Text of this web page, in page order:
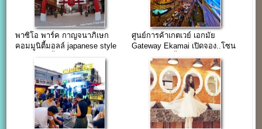
พาซิโอ พาร์ค กาญจนาภิเษก
คอมมูนิตี้มอลล์ japanese style
ศูนย์การค้าเกตเวย์ เอกมัย
Gateway Ekamai เปิดจอง..โซน